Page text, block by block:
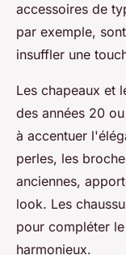
accessoires de
par exemple,
insuffler une
Les chapeaux et
des années 20
à accentuer
perles, les
anciennes,
look. Les
pour compléter
harmonieux.